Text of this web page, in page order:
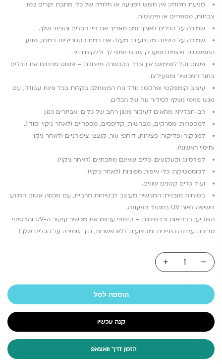
מניעת חלודה: אין חשש לפגיעה או חלודה של כלי מתכת יקרים כמו
צבתות, מספריים או פינצטות.
שמירה על הכלים לאורך זמן: מאריך את חיי הכלים והציוד שלך.
שמירה על היגיינה מקצועית: מעלה את רמת הסטריליות במכון, מונע
התפשטות זיהומים ומעניק שקט נפשי לך וללקוחותייך.
פשוט וקל לשימוש: אין צורך בהכשרה מיוחדת – פשוט מניחים את הכלים
בתוך המכשיר ומפעילים.
עיצוב קומפקטי ופרקטי: גודל נוח המשתלב בקלות בכל פינת עבודה, עם
מגש פנימי נשלף לסידור נוח של הכלים.
רב-תכליתי: מתאים לעיקור מגוון רחב של כלים ואביזרים כגון:
למספרות: מסרקים, מברשות, קליפסים, מספריים (לאחר ניקוי יסודי).
למניקור ופדיקור: פצירות, דוחפי עור, קוצצי ציפורניים (לאחר ניקוי
וחיטוי ראשוני).
לפירסינג וקעקועים: כלים שאינם מתכתיים (לאחר ניקוי).
לקוסמטיקה: כלי איפור, ספוגיות (לאחר ניקוי).
ועוד כלים קטנים שונים.
בטיחות מובנית: המכשיר מעוצב לבטיחות מרבית, עם מכסה אטום המונע
חשיפה לאור UV במהלך הפעולה.
השקיעי בבריאות ובבטיחות – הזמיני עכשיו את מכשיר עיקור ה-UV והבטיחי
סביבת עבודה היגיינית ומקצועית ללא פשרות, תוך שמירה על הכלים שלך!
הוספה לסל
קנה עכשיו
הזמן דרך וואצאפ